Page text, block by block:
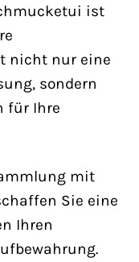
ist
nicht nur eine
sondern
für Ihre
mit
Sie eine
Ihren